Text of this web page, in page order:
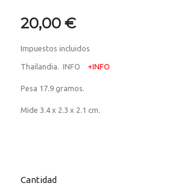
20,00 €
Impuestos incluidos
Thailandia. INFO +INFO
Pesa 17.9 gramos.
Mide 3.4 x 2.3 x 2.1 cm.
Cantidad